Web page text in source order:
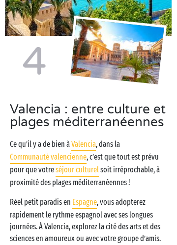
4
Valencia : entre culture et
plages méditerranéennes
Ce qu’il y a de bien àValencia, dans la
Communauté valencienne, c’est que tout est prévu
pour que votreséjour culturelsoit irréprochable, à
proximité des plages méditerranéennes !
Réel petit paradis en Espagne, vous adopterez
rapidement le rythme espagnol avec ses longues
journées. À Valencia, explorez la cité des arts et des
sciences en amoureux ou avec votre groupe d’amis.